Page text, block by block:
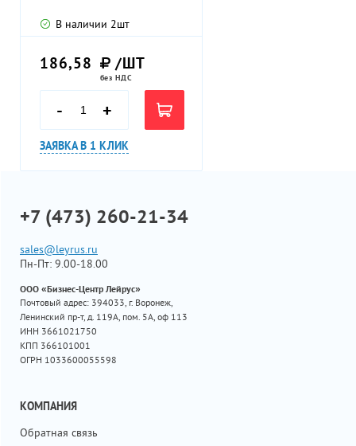
В наличии 2шт
186,58 /ШТ
без НДС
- +
ЗАЯВКА В 1 КЛИК
+7 (473) 260-21-34
sales@leyrus.ru
Пн-Пт: 9.00-18.00
ООО «Бизнес-Центр Лейрус»
Почтовый адрес: 394033, г. Воронеж,
Ленинский пр-т, д. 119А, пом. 5А, оф 113
ИНН 3661021750
КПП 366101001
ОГРН 1033600055598
КОМПАНИЯ
Обратная связь